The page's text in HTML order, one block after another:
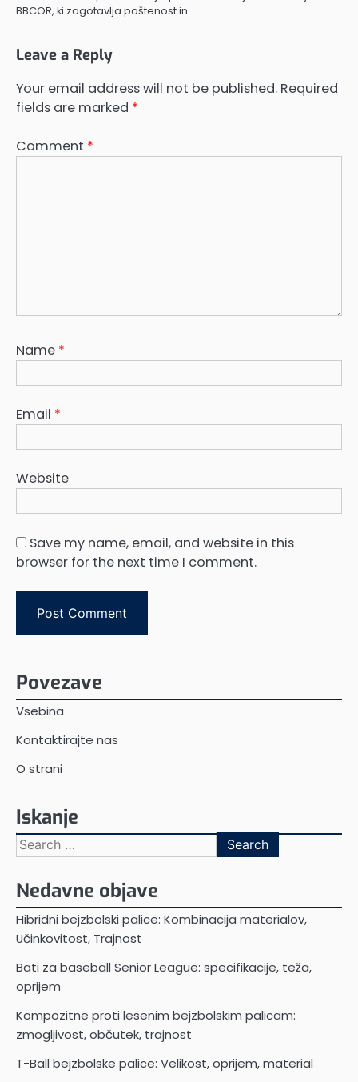
BBCOR, ki zagotavlja poštenost in…
Leave a Reply
Your email address will not be published. Required
fields are marked *
Comment *
Name *
Email *
Website
Save my name, email, and website in this
browser for the next time I comment.
Povezave
Vsebina
Kontaktirajte nas
O strani
Iskanje
Search
for:
Nedavne objave
Hibridni bejzbolski palice: Kombinacija materialov,
Učinkovitost, Trajnost
Bati za baseball Senior League: specifikacije, teža,
oprijem
Kompozitne proti lesenim bejzbolskim palicam:
zmogljivost, občutek, trajnost
T-Ball bejzbolske palice: Velikost, oprijem, material